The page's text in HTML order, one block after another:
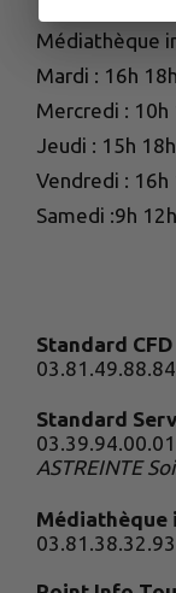
Médiathèque
Mardi : 16h 18h
Mercredi : 10h
Jeudi : 15h 18h
Vendredi : 16h
Samedi :9h 12h
Standard CFD
03.81.49.88.84
Standard
03.39.94.00.01
ASTREINTE
Médiathèque
03.81.38.32.93